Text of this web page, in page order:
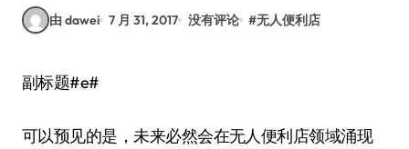
由 dawei 7 月 31, 2017 没有评论 #无人便利店
副标题#e#
可以预见的是，未来必然会在无人便利店领域涌现